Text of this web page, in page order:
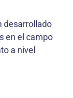
desarrollado
en el campo
a nivel